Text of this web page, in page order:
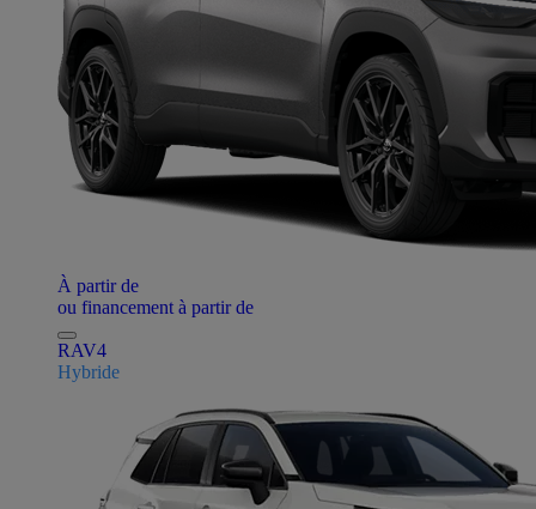
À partir de
ou financement à partir de
RAV4
Hybride